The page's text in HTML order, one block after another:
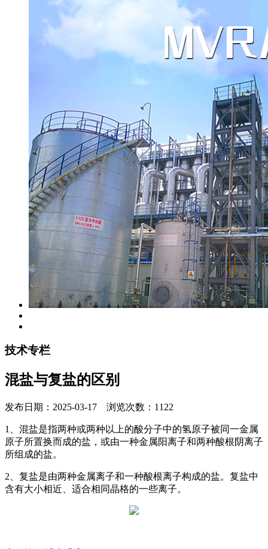
技术专栏
混盐与复盐的区别
发布日期：2025-03-17 浏览次数：1122
1、混盐是指两种或两种以上的酸分子中的氢原子被同一金属
原子所置换而成的盐，或由一种金属阳离子和两种酸根阴离子
所组成的盐。
2、复盐是由两种金属离子和一种酸根离子构成的盐。复盐中
含有大小相近、适合相同晶格的一些离子。